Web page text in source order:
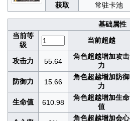
获取
常驻卡池
基础属性
当前等
级
当前超越
攻击力 55.64
角色超越增加攻击
力
防御力
15.66
角色超越增加防御
力
生命值
610.98
角色超越增加生命
值
角色超越增加会心